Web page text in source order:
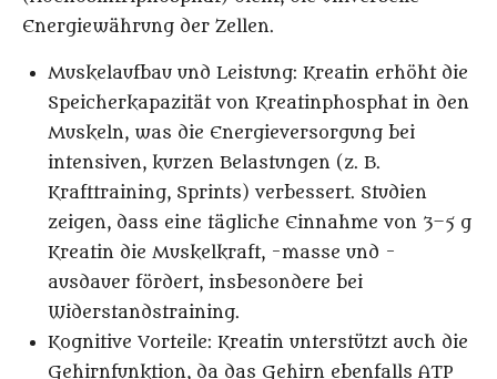
Energiewährung der Zellen.
Muskelaufbau und Leistung: Kreatin erhöht die
Speicherkapazität von Kreatinphosphat in den
Muskeln, was die Energieversorgung bei
intensiven, kurzen Belastungen (z. B.
Krafttraining, Sprints) verbessert. Studien
zeigen, dass eine tägliche Einnahme von 3–5 g
Kreatin die Muskelkraft, -masse und -
ausdauer fördert, insbesondere bei
Widerstandstraining.
Kognitive Vorteile: Kreatin unterstützt auch die
Gehirnfunktion, da das Gehirn ebenfalls ATP